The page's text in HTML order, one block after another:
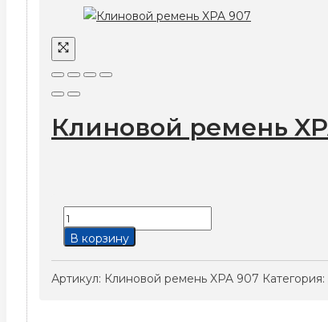
Клиновой ремень
Количество
товара
ремень
В корзину
Артикул: Клиновой ремень XPA 907 Категория: